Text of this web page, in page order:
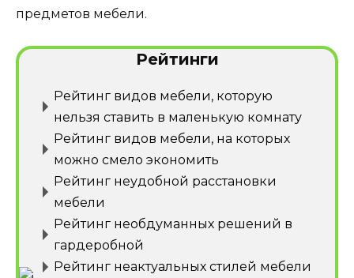
предметов мебели.
Рейтинги
Рейтинг видов мебели, которую
нельзя ставить в маленькую комнату
Рейтинг видов мебели, на которых
можно смело экономить
Рейтинг неудобной расстановки
мебели
Рейтинг необдуманных решений в
гардеробной
Рейтинг неактуальных стилей мебели